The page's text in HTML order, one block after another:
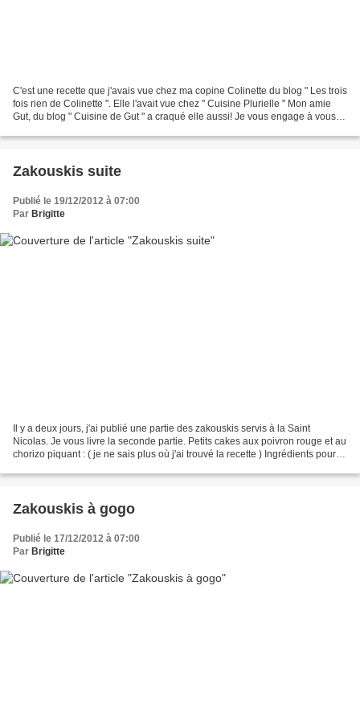
C'est une recette que j'avais vue chez ma copine Colinette du blog " Les trois
fois rien de Colinette ". Elle l'avait vue chez " Cuisine Plurielle " Mon amie
Gut, du blog " Cuisine de Gut " a craqué elle aussi! Je vous engage à vous
Zakouskis suite
Publié le 19/12/2012 à 07:00
Par Brigitte
Il y a deux jours, j'ai publié une partie des zakouskis servis à la Saint
Nicolas. Je vous livre la seconde partie. Petits cakes aux poivron rouge et au
chorizo piquant : ( je ne sais plus où j'ai trouvé la recette ) Ingrédients pour
Zakouskis à gogo
Publié le 17/12/2012 à 07:00
Par Brigitte